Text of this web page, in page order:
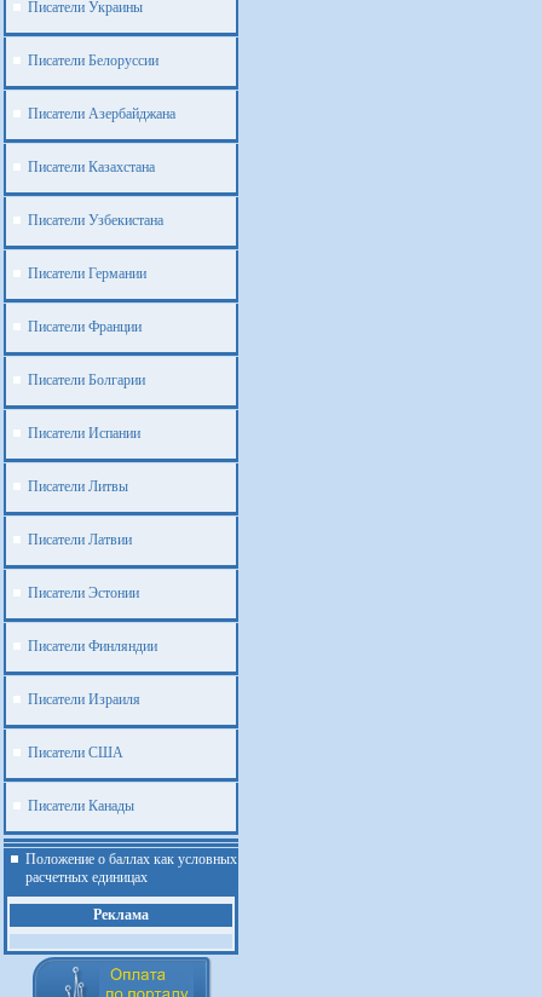
Писатели Украины
Писатели Белоруссии
Писатели Азербайджана
Писатели Казахстана
Писатели Узбекистана
Писатели Германии
Писатели Франции
Писатели Болгарии
Писатели Испании
Писатели Литвы
Писатели Латвии
Писатели Эстонии
Писатели Финляндии
Писатели Израиля
Писатели США
Писатели Канады
Положение о баллах как условных
расчетных единицах
Реклама